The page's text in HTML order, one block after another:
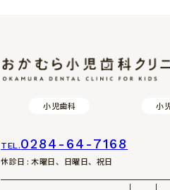
ただし、記録される情報
また、当サイトではユー
このGoogleアナリティク
おり、個人を特定するも
ザの設定をご確認くださ
小児歯科 小
TEL.0284-64-7168
休診日 : 木曜日、日曜日、祝日